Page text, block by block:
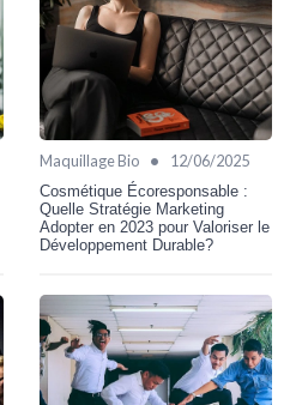
Maquillage Bio • 12/06/2025
Cosmétique Écoresponsable :
Quelle Stratégie Marketing
Adopter en 2023 pour Valoriser le
Développement Durable?